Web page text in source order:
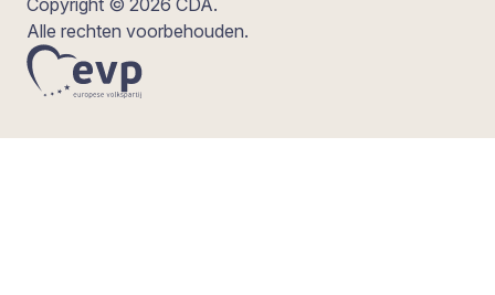
Alle rechten voorbehouden.